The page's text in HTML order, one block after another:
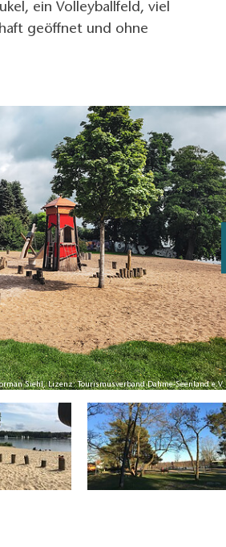
ein Volleyballfeld, viel
geöffnet und ohne
Siehl, Lizenz: Tourismusverband Dahme-Seenland e.V.